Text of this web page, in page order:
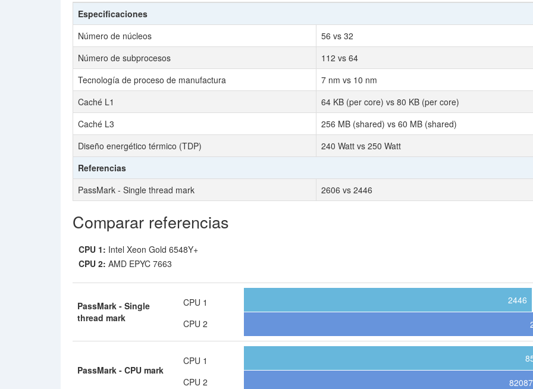
Especificaciones
Número de núcleos
56 vs 32
Número de subprocesos
112 vs 64
Tecnología de proceso de manufactura
7 nm vs 10 nm
Caché L1
64 KB (per core) vs 80 KB (per core)
Caché L3
256 MB (shared) vs 60 MB (shared)
Diseño energético térmico (TDP)
240 Watt vs 250 Watt
Referencias
PassMark - Single thread mark
2606 vs 2446
Comparar referencias
CPU 1: Intel Xeon Gold 6548Y+
CPU 2: AMD EPYC 7663
PassMark - Single
thread mark
CPU 1
CPU 2
2446
PassMark - CPU mark
CPU 1
CPU 2
82087